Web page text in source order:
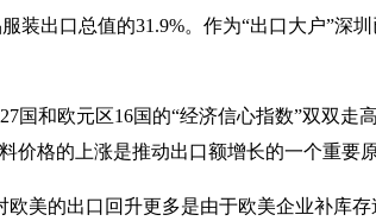
装出口总值的31.9%。作为“出口大户”深
和欧元区16国的“经济信心指数”双双走
格的上涨是推动出口额增长的一个重要原
美的出口回升更多是由于欧美企业补库